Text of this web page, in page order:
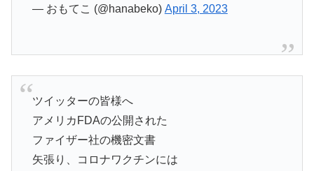
— おもてこ (@hanabeko) April 3, 2023
ツイッターの皆様へ
アメリカFDAの公開された
ファイザー社の機密文書
矢張り、コロナワクチンには